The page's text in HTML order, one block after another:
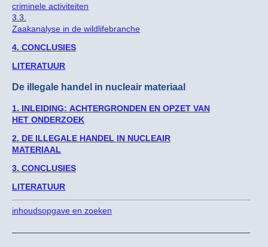
criminele activiteiten
3.3.
Zaakanalyse in de wildlifebranche
4. CONCLUSIES
LITERATUUR
De illegale handel in nucleair materiaal
1. INLEIDING: ACHTERGRONDEN EN OPZET VAN
HET ONDERZOEK
2. DE ILLEGALE HANDEL IN NUCLEAIR
MATERIAAL
3. CONCLUSIES
LITERATUUR
inhoudsopgave en zoeken